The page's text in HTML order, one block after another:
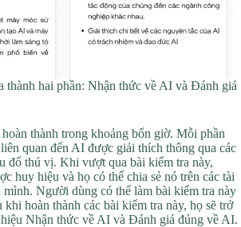
thành hai phần: Nhận thức về AI và Đánh giá
thành trong khoảng bốn giờ. Mỗi phần
quan đến AI được giải thích thông qua các
đố thú vị. Khi vượt qua bài kiểm tra này,
huy hiệu và họ có thể chia sẻ nó trên các tài
mình. Người dùng có thể làm bài kiểm tra này
hoàn thành các bài kiểm tra này, họ sẽ trở
Nhận thức về AI và Đánh giá đúng về AI.